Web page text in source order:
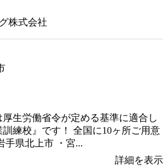
株式会社
生労働省令が定める基準に適合し
練校』です！ 全国に10ヶ所ご用意
手県北上市 ・宮...
詳細を表示